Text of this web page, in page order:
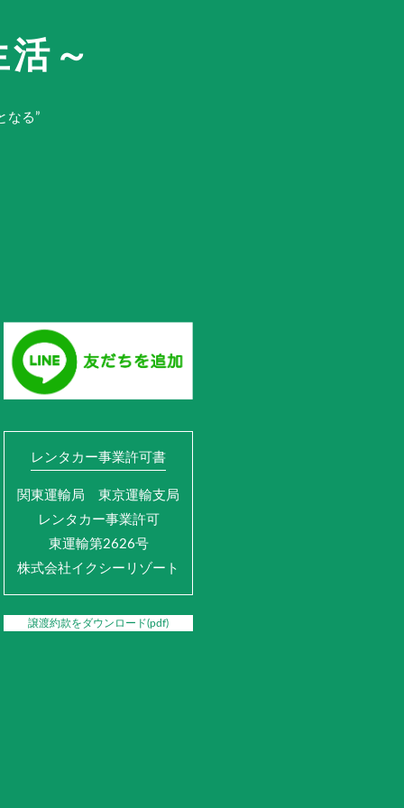
～
なる”
レンタカー事業許可書
関東運輸局 東京運輸支局
レンタカー事業許可
東運輸第2626号
株式会社イクシーリゾート
譲渡約款をダウンロード(pdf)